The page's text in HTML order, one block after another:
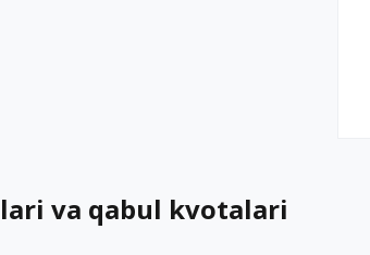
va qabul kvotalari